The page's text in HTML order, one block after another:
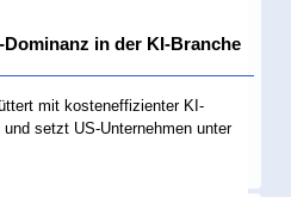
in der KI-Branche
mit kosteneffizienter KI-
setzt US-Unternehmen unter